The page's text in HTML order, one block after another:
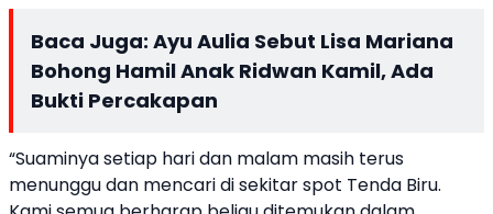
Baca Juga: Ayu Aulia Sebut Lisa Mariana
Bohong Hamil Anak Ridwan Kamil, Ada
Bukti Percakapan
“Suaminya setiap hari dan malam masih terus
menunggu dan mencari di sekitar spot Tenda Biru.